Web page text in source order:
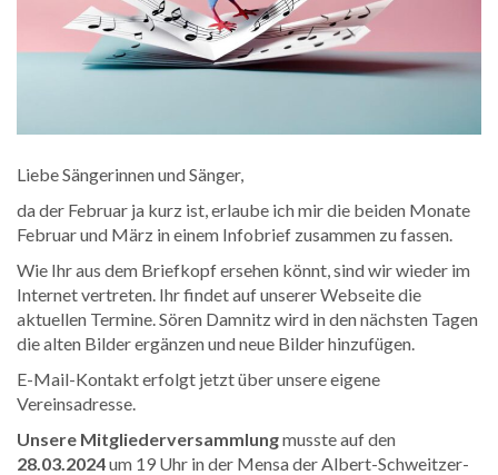
Liebe Sängerinnen und Sänger,
da der Februar ja kurz ist, erlaube ich mir die beiden Monate
Februar und März in einem Infobrief zusammen zu fassen.
Wie Ihr aus dem Briefkopf ersehen könnt, sind wir wieder im
Internet vertreten. Ihr findet auf unserer Webseite die
aktuellen Termine. Sören Damnitz wird in den nächsten Tagen
die alten Bilder ergänzen und neue Bilder hinzufügen.
E-Mail-Kontakt erfolgt jetzt über unsere eigene
Vereinsadresse.
Unsere Mitgliederversammlungmusste auf den
28.03.2024um 19 Uhr in der Mensa der Albert-Schweitzer-